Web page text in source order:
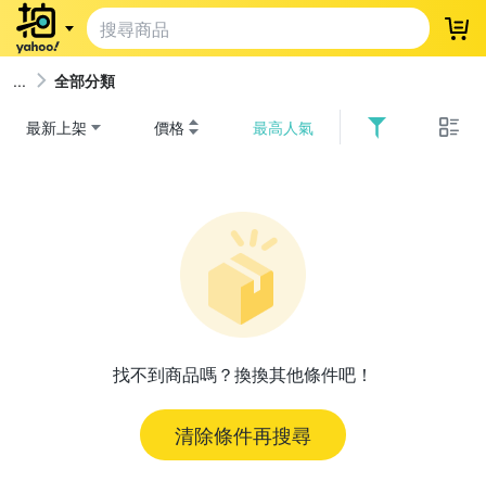
登
全部分類
最新上架 價格 最高人氣
找不到商品嗎？換換其他條件吧！
清除條件再搜尋